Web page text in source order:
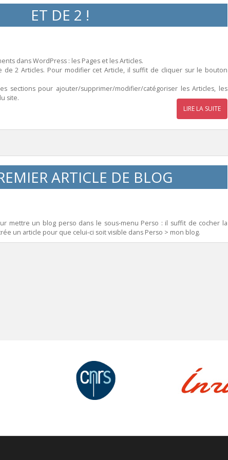
ET DE 2 !
dans WordPress : les Pages et les Articles.
de 2 Articles. Pour modifier cet Article, il suffit de cliquer sur le bouton
sections pour ajouter/supprimer/modifier/catégoriser les Articles, les
site.
LIRE LA SUITE
ARTICLE DE BLOG
mettre un blog perso dans le sous-menu Perso : il suffit de cocher la
un article pour que celui-ci soit visible dans Perso > mon blog.